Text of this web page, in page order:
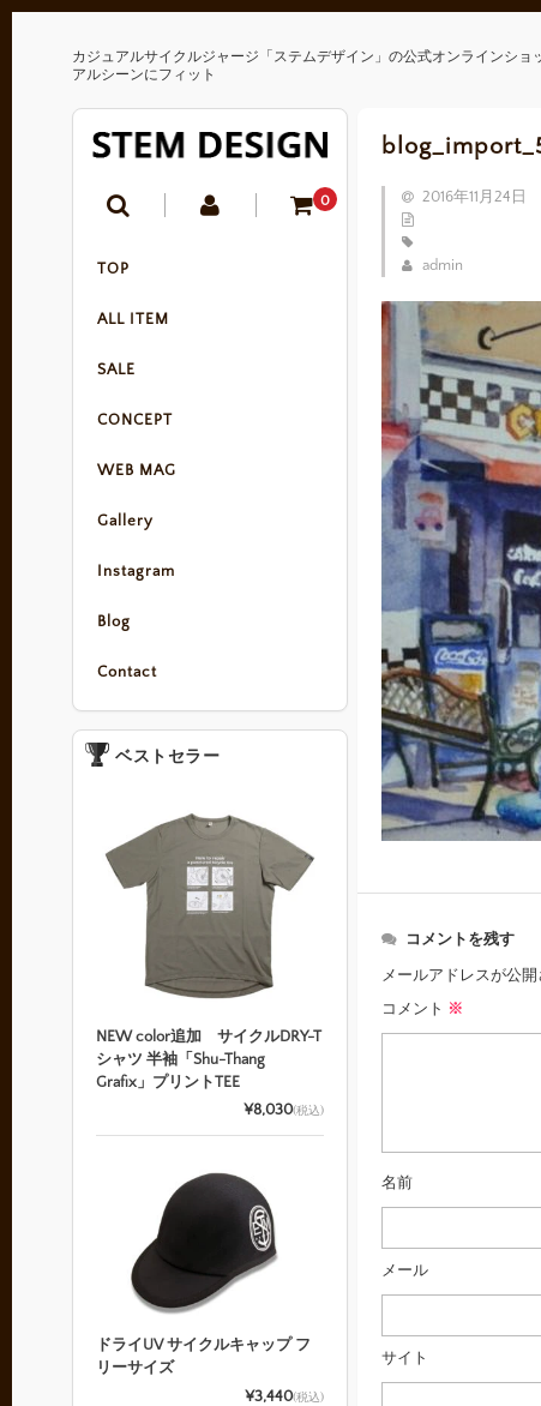
カジュアルサイクルジャージ「ステムデザイン」の公式オンラインシ
アルシーンにフィット
0
TOP
ALL ITEM
SALE
CONCEPT
WEB MAG
Gallery
Instagram
Blog
Contact
2016年11月24日
admin
コメントを残す
メールアドレスが公開
コメント ※
名前
メール
サイト
ベストセラー
NEW color追加 サイクルDRY-T
シャツ 半袖「Shu-Thang
Grafix」プリントTEE
¥8,030(税込)
ドライUV サイクルキャップ フ
リーサイズ
¥3,440(税込)